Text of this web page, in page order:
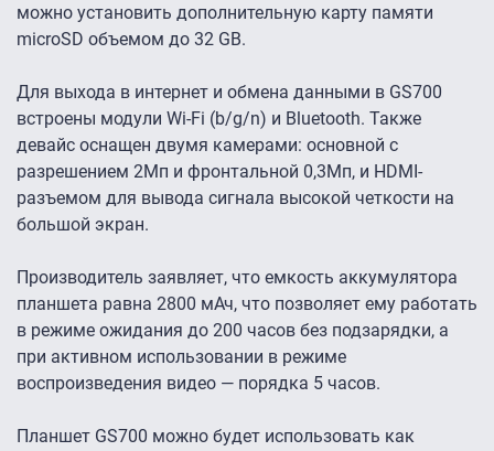
можно установить дополнительную карту памяти
microSD объемом до 32 GB.
Для выхода в интернет и обмена данными в GS700
встроены модули Wi-Fi (b/g/n) и Bluetooth. Также
девайс оснащен двумя камерами: основной с
разрешением 2Мп и фронтальной 0,3Мп, и HDMI-
разъемом для вывода сигнала высокой четкости на
большой экран.
Производитель заявляет, что емкость аккумулятора
планшета равна 2800 мАч, что позволяет ему работать
в режиме ожидания до 200 часов без подзарядки, а
при активном использовании в режиме
воспроизведения видео — порядка 5 часов.
Планшет GS700 можно будет использовать как